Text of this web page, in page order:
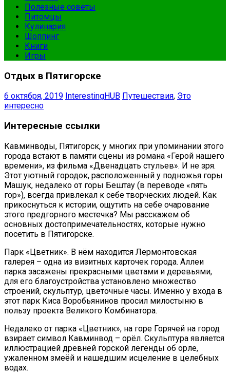
Полезные советы
Питомцы
Кулинария
Шоппинг
Книги
Игры
Отдых в Пятигорске
6 октября, 2019 InterestingHUB Путешествия, Это
интересно
Интересные ссылки
Кавминводы, Пятигорск, у многих при упоминании этого
города встают в памяти сцены из романа «Герой нашего
времени», из фильма «Двенадцать стульев». И не зря.
Этот уютный городок, расположенный у подножья горы
Машук, недалеко от горы Бештау (в переводе «пять
гор»), всегда привлекал к себе творческих людей. Как
прикоснуться к истории, ощутить на себе очарование
этого предгорного местечка? Мы расскажем об
основных достопримечательностях, которые нужно
посетить в Пятигорске.
Парк «Цветник». В нём находится Лермонтовская
галерея – одна из визитных карточек города. Аллеи
парка засажены прекрасными цветами и деревьями,
для его благоустройства установлено множество
строений, скульптур, цветочные часы. Именно у входа в
этот парк Киса Воробьянинов просил милостыню в
пользу проекта Великого Комбинатора.
Недалеко от парка «Цветник», на горе Горячей на город
взирает символ Кавминвод – орёл. Скульптура является
иллюстрацией древней горской легенды об орле,
ужаленном змеёй и нашедшим исцеление в целебных
водах.